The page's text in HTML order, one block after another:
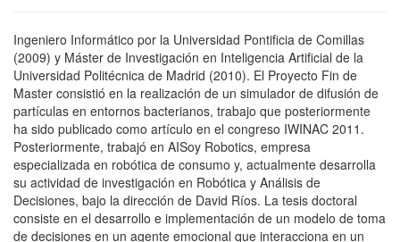
Ingeniero Informático por la Universidad Pontificia de Comillas
(2009) y Máster de Investigación en Inteligencia Artificial de la
Universidad Politécnica de Madrid (2010). El Proyecto Fin de
Master consistió en la realización de un simulador de difusión de
partículas en entornos bacterianos, trabajo que posteriormente
ha sido publicado como artículo en el congreso IWINAC 2011.
Posteriormente, trabajó en AISoy Robotics, empresa
especializada en robótica de consumo y, actualmente desarrolla
su actividad de investigación en Robótica y Análisis de
Decisiones, bajo la dirección de David Ríos. La tesis doctoral
consiste en el desarrollo e implementación de un modelo de toma
de decisiones en un agente emocional que interacciona en un